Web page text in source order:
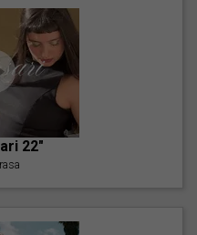
22"